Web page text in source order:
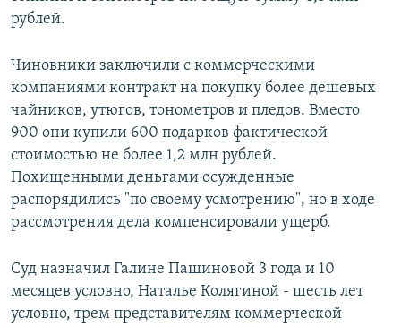
рублей.
Чиновники заключили с коммерческими
компаниями контракт на покупку более дешевых
чайников, утюгов, тонометров и пледов. Вместо
900 они купили 600 подарков фактической
стоимостью не более 1,2 млн рублей.
Похищенными деньгами осужденные
распорядились "по своему усмотрению", но в ходе
рассмотрения дела компенсировали ущерб.
Суд назначил Галине Пашиновой 3 года и 10
месяцев условно, Наталье Колягиной - шесть лет
условно, трем представителям коммерческой